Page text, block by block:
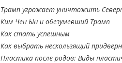
Трамп угрожает уничтожить
Ким Чен Ын и обезумевший Трамп
Как стать успешным
Как выбрать нескользящий
Пластика после родов: Виды